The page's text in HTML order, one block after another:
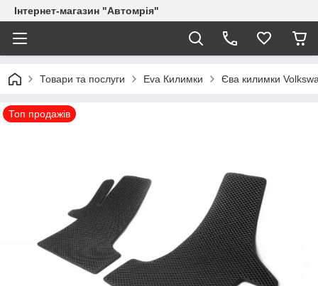
Інтернет-магазин "Автомрія"
Товари та послуги Eva Килимки Єва килимки
Топ продажів